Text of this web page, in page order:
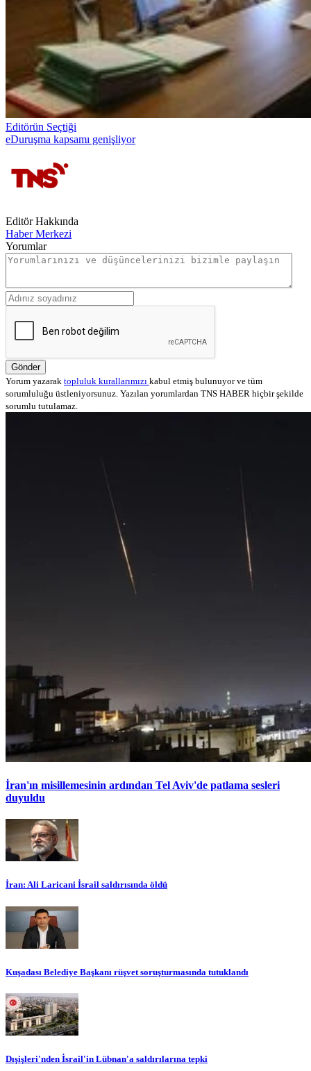
Editörün Seçtiği
eDuruşma kapsamı genişliyor
Editör Hakkında
Haber Merkezi
Yorumlar
Gönder
Yorum yazarak topluluk kurallarımızı kabul etmiş bulunuyor ve tüm
sorumluluğu üstleniyorsunuz. Yazılan yorumlardan TNS HABER hiçbir şekilde
sorumlu tutulamaz.
İran'ın misillemesinin ardından Tel Aviv'de patlama sesleri
duyuldu
İran: Ali Laricani İsrail saldırısında öldü
Kuşadası Belediye Başkanı rüşvet soruşturmasında tutuklandı
Dışişleri'nden İsrail'in Lübnan'a saldırılarına tepki